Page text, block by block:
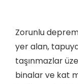
Zorunlu
yer alan,
taşınmazlar
binalar ve kat